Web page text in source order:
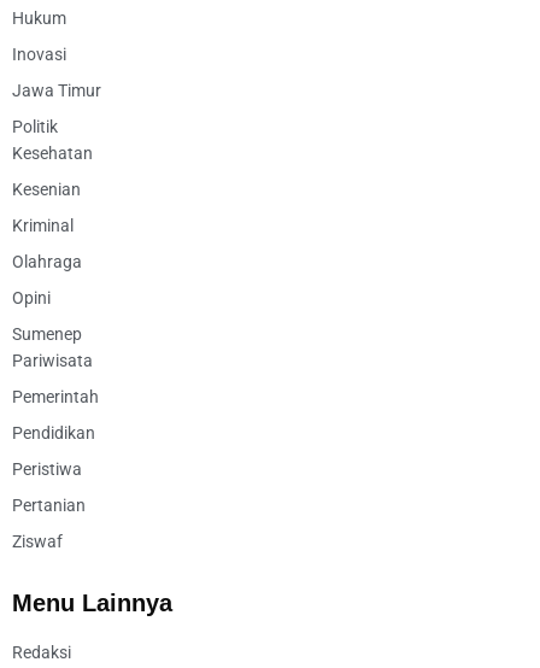
Hukum
Inovasi
Jawa Timur
Politik
Kesehatan
Kesenian
Kriminal
Olahraga
Opini
Sumenep
Pariwisata
Pemerintah
Pendidikan
Peristiwa
Pertanian
Ziswaf
Menu Lainnya
Redaksi